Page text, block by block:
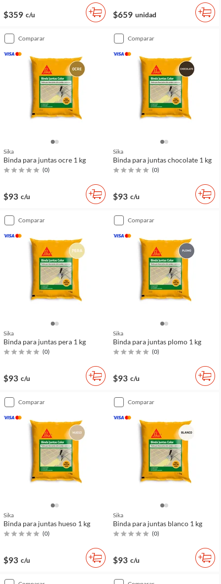
$359 c/u $659 unidad
comparar
Sika
Binda para juntas ocre 1 kg
(0)
$93 c/u
comparar
Sika
Binda para juntas chocolate 1 kg
(0)
$93 c/u
comparar
Sika
Binda para juntas pera 1 kg
(0)
$93 c/u
comparar
Sika
Binda para juntas plomo 1 kg
(0)
$93 c/u
comparar
Sika
Binda para juntas hueso 1 kg
(0)
$93 c/u
comparar
Sika
Binda para juntas blanco 1 kg
(0)
$93 c/u